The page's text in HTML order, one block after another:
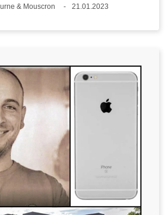
& Mouscron
21.01.2023